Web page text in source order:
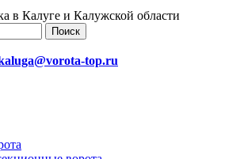
в Калуге и Калужской области
Поиск
top.ru